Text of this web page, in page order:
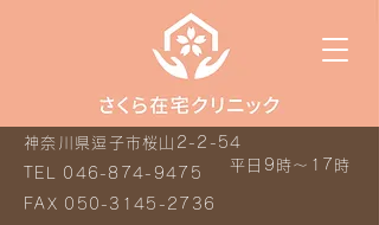
平日9時～17時
神奈川県逗子市桜山2-2-54
TEL 046-874-9475
FAX 050-3145-2736